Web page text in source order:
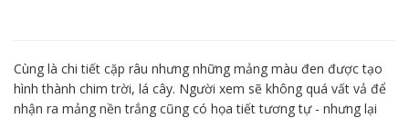
Cùng là chi tiết cặp râu nhưng những mảng màu đen được tạo
hình thành chim trời, lá cây. Người xem sẽ không quá vất vả để
nhận ra mảng nền trắng cũng có họa tiết tương tự - nhưng lại